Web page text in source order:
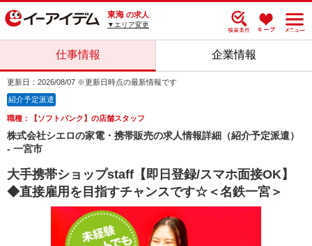
東海 の求人
▼エリア変更
仕事情報 企業情報
更新日：2026/08/07 ※更新日時点の最新情報です
紹介予定派遣
職種：【ソフトバンク】の店舗スタッフ
株式会社シエロの家電・携帯販売の求人情報詳細（紹介予定派遣）
- 一宮市
大手携帯ショップstaff【即日登録/スマホ面接OK】
◆直接雇用を目指すチャンスです☆＜名鉄一宮＞